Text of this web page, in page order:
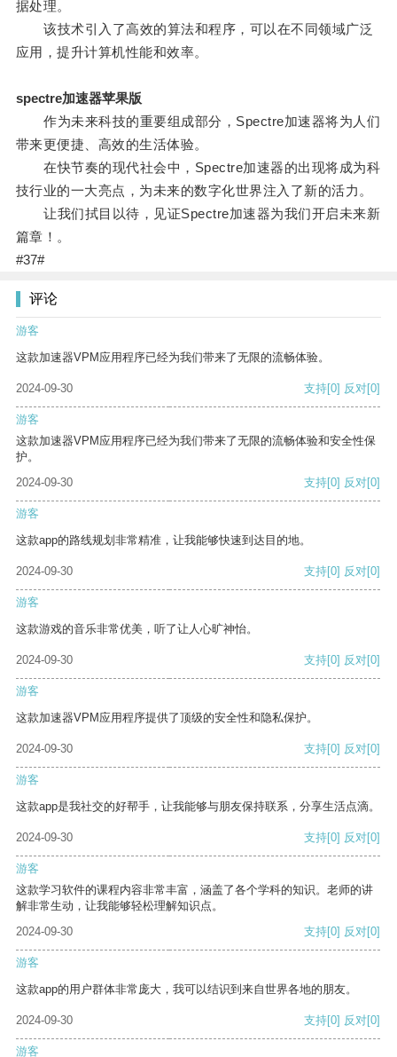
据处理。
该技术引入了高效的算法和程序，可以在不同领域广泛
应用，提升计算机性能和效率。
spectre加速器苹果版
作为未来科技的重要组成部分，Spectre加速器将为人们
带来更便捷、高效的生活体验。
在快节奏的现代社会中，Spectre加速器的出现将成为科
技行业的一大亮点，为未来的数字化世界注入了新的活力。
让我们拭目以待，见证Spectre加速器为我们开启未来新
篇章！。
#37#
评论
游客
这款加速器VPM应用程序已经为我们带来了无限的流畅体验。
2024-09-30 支持[0] 反对[0]
游客
这款加速器VPM应用程序已经为我们带来了无限的流畅体验和安全性保
护。
2024-09-30
支持[0] 反对[0]
游客
这款app的路线规划非常精准，让我能够快速到达目的地。
2024-09-30 支持[0] 反对[0]
游客
这款游戏的音乐非常优美，听了让人心旷神怡。
2024-09-30 支持[0] 反对[0]
游客
这款加速器VPM应用程序提供了顶级的安全性和隐私保护。
2024-09-30 支持[0] 反对[0]
游客
这款app是我社交的好帮手，让我能够与朋友保持联系，分享生活点滴。
2024-09-30 支持[0] 反对[0]
游客
这款学习软件的课程内容非常丰富，涵盖了各个学科的知识。老师的讲
解非常生动，让我能够轻松理解知识点。
2024-09-30
支持[0] 反对[0]
游客
这款app的用户群体非常庞大，我可以结识到来自世界各地的朋友。
2024-09-30 支持[0] 反对[0]
游客